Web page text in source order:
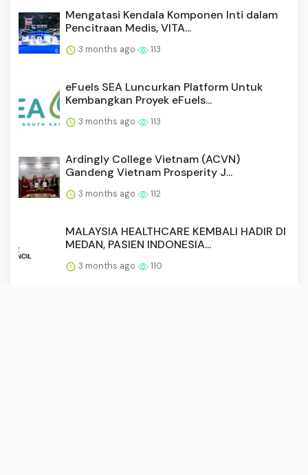
Mengatasi Kendala Komponen Inti dalam
Pencitraan Medis, VITA...
3 months ago 113
eFuels SEA Luncurkan Platform Untuk
Kembangkan Proyek eFuels...
3 months ago 113
Ardingly College Vietnam (ACVN)
Gandeng Vietnam Prosperity J...
3 months ago 112
MALAYSIA HEALTHCARE KEMBALI HADIR DI
MEDAN, PASIEN INDONESIA...
3 months ago 110